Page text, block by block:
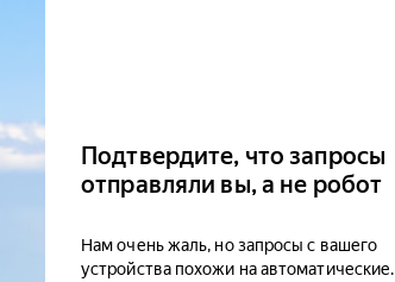
Подтвердите, что запросы
отправляли вы, а не робот
Нам очень жаль, но запросы с вашего
устройства похожи на автоматические.